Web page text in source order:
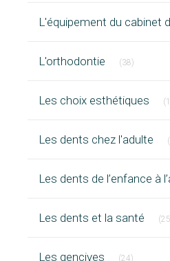
L'équipement du cabinet
L'orthodontie (38)
Les choix esthétiques
Les dents chez l'adulte
Les dents de l’enfance à
Les dents et la santé
Les gencives (24)